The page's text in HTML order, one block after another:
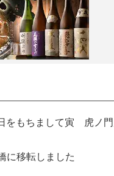
をもちまして寅 虎ノ
に移転しました